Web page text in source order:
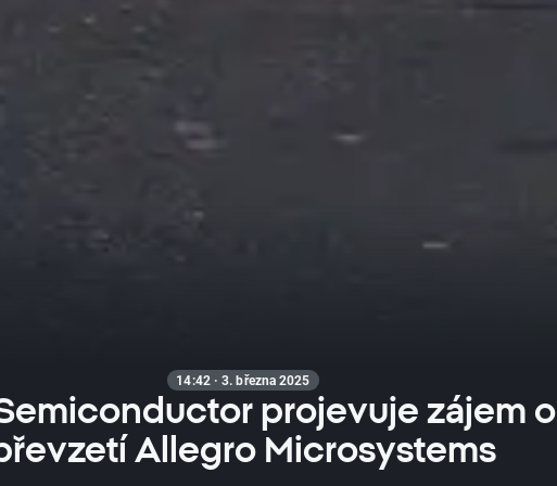
14:42 · 3. března 2025
projevuje zájem o
Allegro Microsystems